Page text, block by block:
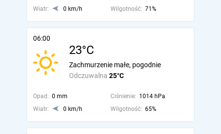
Wiatr:
0 km/h Wilgotność: 71%
06:00
23°C
Odczuwalna 25°C
Zachmurzenie małe, pogodnie
Opad: 0 mm Ciśnienie: 1014 hPa
Wiatr:
0 km/h Wilgotność: 65%